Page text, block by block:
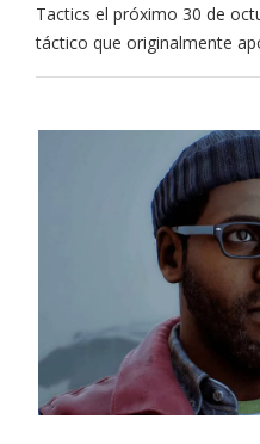
Tactics el próximo 30 de
táctico que originalmente